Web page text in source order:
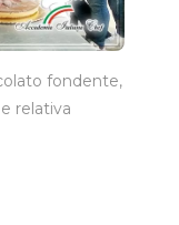
fondente,
relativa